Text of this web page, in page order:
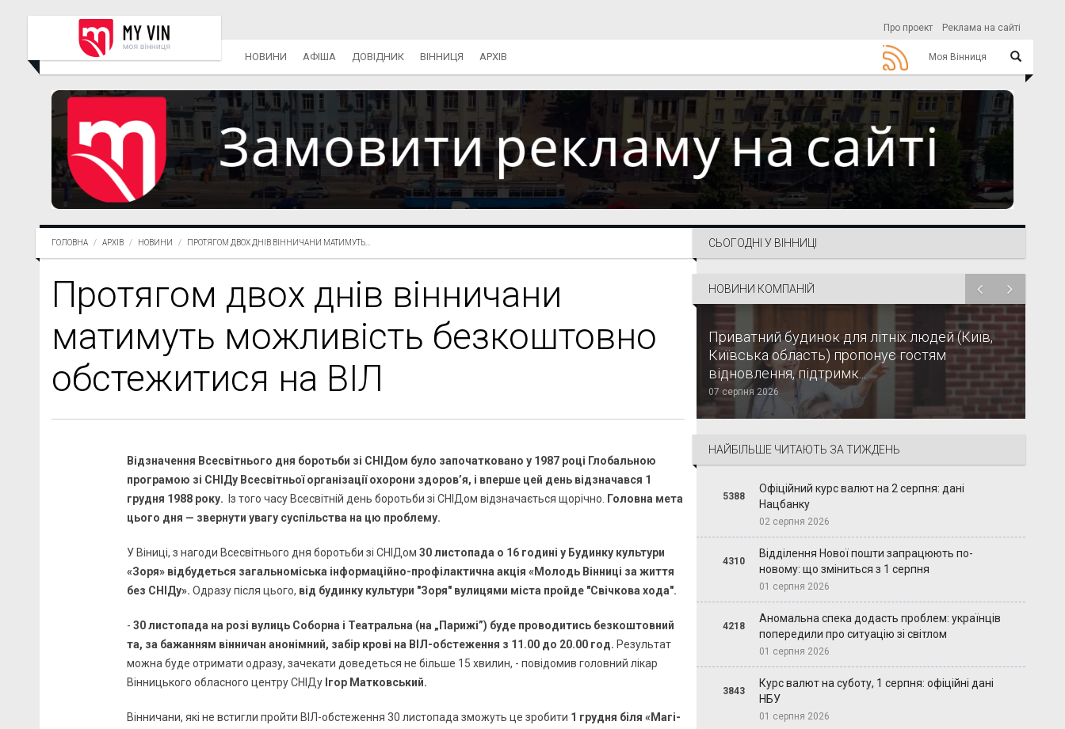
Про проект Реклама на сайті
Моя Вінниця
НОВИНИ АФІША ДОВІДНИК ВІННИЦЯ АРХІВ
ГОЛОВНА АРХІВ НОВИНИ ПРОТЯГОМ ДВОХ ДНІВ ВІННИЧАНИ МАТИМУТЬ...
Протягом двох днів вінничани
матимуть можливість безкоштовно
обстежитися на ВІЛ
Відзначення Всесвітнього дня боротьби зі СНІДом було започатковано у 1987 році Глобальною
програмою зі СНІДу Всесвітньої організації охорони здоров’я, і вперше цей день відзначався 1
грудня 1988 року.
Із того часу Всесвітній день боротьби зі СНІДом відзначається щорічно.
Головна мета
цього дня — звернути увагу суспільства на цю проблему.
У Віниці, з нагоди Всесвітнього дня боротьби зі СНІДом 30 листопада о 16 годині у Будинку культури
«Зоря» відбудеться загальноміська інформаційно-профілактична акція «Молодь Вінниці за життя
без СНІДу». Одразу після цього, від будинку культури "Зоря" вулицями міста пройде "Свічкова хода".
- 30 листопада на розі вулиць Соборна і Театральна (на „Парижі”) буде проводитись безкоштовний
та, за бажанням вінничан анонімний, забір крові на ВІЛ-обстеження з 11.00 до 20.00 год. Результат
можна буде отримати одразу, зачекати доведеться не більше 15 хвилин, - повідомив головний лікар
Вінницького обласного центру СНІДу Ігор Матковський.
Вінничани, які не встигли пройти ВІЛ-обстеження 30 листопада зможуть це зробити 1 грудня біля «Магі-
СЬОГОДНІ У ВІННИЦІ
НОВИНИ КОМПАНІЙ
Приватний будинок для літніх людей (Київ,
Київська область) пропонує гостям
відновлення, підтримк...
07 серпня 2026
НАЙБІЛЬШЕ ЧИТАЮТЬ ЗА ТИЖДЕНЬ
5388
Офіційний курс валют на 2 серпня: дані
Нацбанку
02 серпня 2026
4310
Відділення Нової пошти запрацюють по-
новому: що зміниться з 1 серпня
01 серпня 2026
4218
Аномальна спека додасть проблем: українців
попередили про ситуацію зі світлом
01 серпня 2026
3843
Курс валют на суботу, 1 серпня: офіційні дані
НБУ
01 серпня 2026